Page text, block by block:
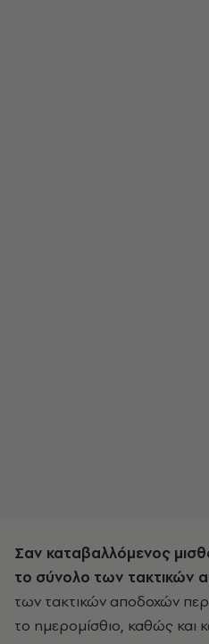
Σαν καταβαλλόμενος
το σύνολο των τακτικών
των τακτικών αποδοχών
το ημερομίσθιο, καθώς και